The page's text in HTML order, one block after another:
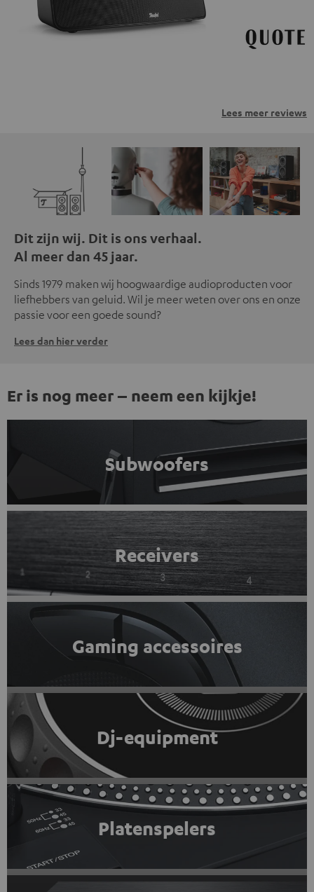
Lees meer reviews
Dit zijn wij. Dit is ons verhaal.
Al meer dan 45 jaar.
Sinds 1979 maken wij hoogwaardige audioproducten voor
liefhebbers van geluid. Wil je meer weten over ons en onze
passie voor een goede sound?
Lees dan hier verder
Er is nog meer – neem een kijkje!
Subwoofers
Receivers
Gaming accessoires
Dj-equipment
Platenspelers